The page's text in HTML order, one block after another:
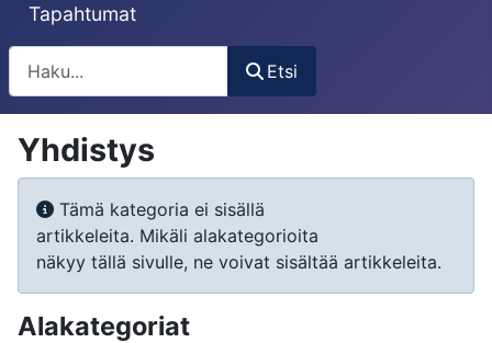
Tapahtumat
Etsi
Yhdistys
Tietoa
Tämä kategoria ei sisällä
artikkeleita. Mikäli alakategorioita
näkyy tällä sivulle, ne voivat sisältää artikkeleita.
Alakategoriat